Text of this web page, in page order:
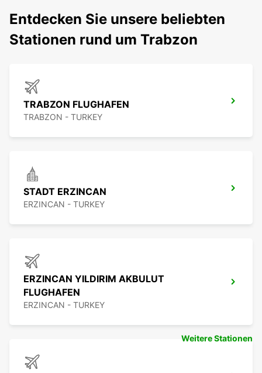
Entdecken Sie unsere beliebten
Stationen rund um Trabzon
TRABZON FLUGHAFEN
TRABZON - TURKEY
STADT ERZINCAN
ERZINCAN - TURKEY
ERZINCAN YILDIRIM AKBULUT
FLUGHAFEN
ERZINCAN - TURKEY
Weitere Stationen